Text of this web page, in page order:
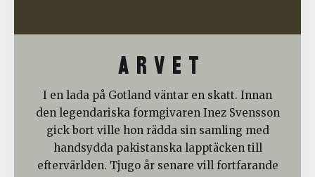
A R V E T
I en lada på Gotland väntar en skatt. Innan
den legendariska formgivaren Inez Svensson
gick bort ville hon rädda sin samling med
handsydda pakistanska lapptäcken till
eftervärlden. Tjugo år senare vill fortfarande